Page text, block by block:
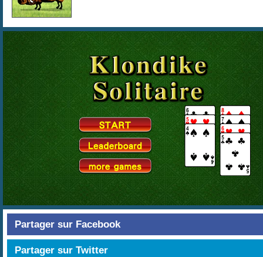
Partager sur Facebook
Partager sur Twitter